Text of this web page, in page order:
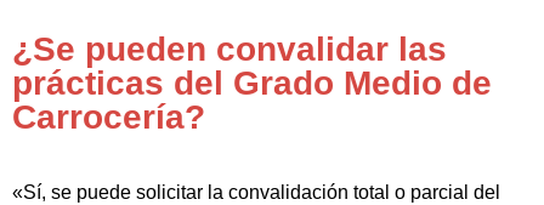
¿Se pueden convalidar las
prácticas del Grado Medio de
Carrocería?
«Sí, se puede solicitar la convalidación total o parcial del